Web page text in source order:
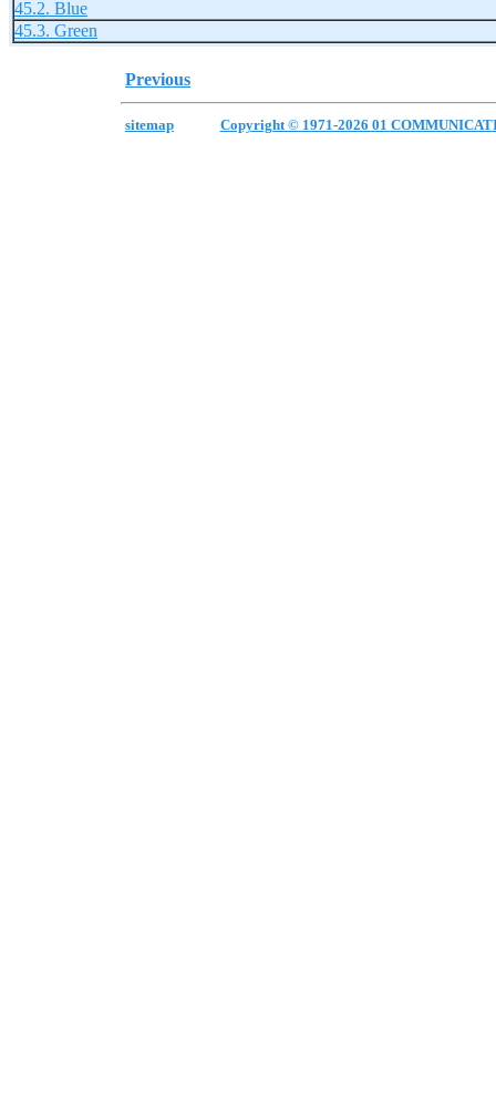
45.2. Blue
45.3. Green
Previous
sitemap Copyright © 1971-2026 01